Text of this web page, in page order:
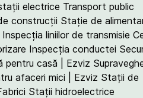
electrice Transport public
construcții Stație de
Inspecția liniilor de transmisie
Inspecția conductei
pentru casă | Ezviz
afaceri mici | Ezviz Stații de
Stații hidroelectrice